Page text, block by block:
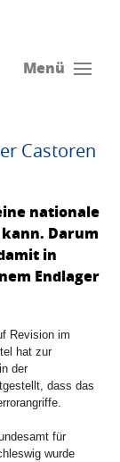
Menü
Castoren
nationale
Darum
in
Endlager
Revision im
hat zur
der
dass das
für
wurde